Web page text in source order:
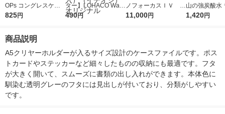
OPs コングレスケー
ス A5024-1 1冊
825円
ター】LOHACO Wate
r（ロハコウォータ
490円
ノフォーカスＩＶ 4
5ｇ 資生堂 おまけ
11,000円
山の強炭酸水
レス 500ml 1
1,420円
商品説明
A5クリヤーホルダーが入るサイズ設計のケースファイルです。ポス
トカードやステッカーなど細々したものの収納にも最適です。フタ
が大きく開いて、スムーズに書類の出し入れができます。本体色に
馴染む透明グレーのフタには見出しが付いており、分類がしやすい
です。